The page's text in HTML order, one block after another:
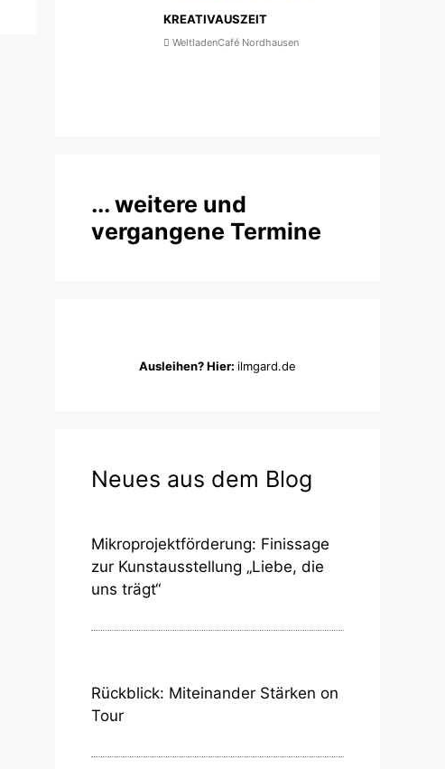
KREATIVAUSZEIT
WeltladenCafé Nordhausen
... weitere und
vergangene Termine
Ausleihen? Hier: ilmgard.de
Neues aus dem Blog
Mikroprojektförderung: Finissage
zur Kunstausstellung „Liebe, die
uns trägt“
Rückblick: Miteinander Stärken on
Tour